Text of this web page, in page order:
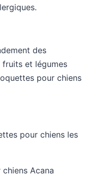
des
et légumes
pour chiens
pour chiens les
Acana